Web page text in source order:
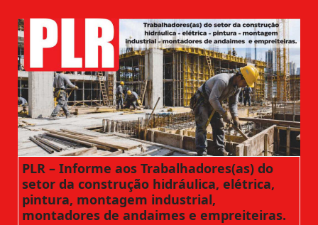
PLR – Informe aos Trabalhadores(as) do
setor da construção hidráulica, elétrica,
pintura, montagem industrial,
montadores de andaimes e empreiteiras.